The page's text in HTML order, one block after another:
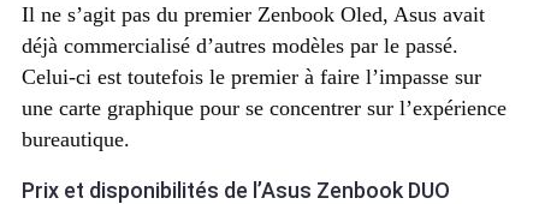
Il ne s’agit pas du premier Zenbook Oled, Asus avait
déjà commercialisé d’autres modèles par le passé.
Celui-ci est toutefois le premier à faire l’impasse sur
une carte graphique pour se concentrer sur l’expérience
bureautique.
Prix et disponibilités de l’Asus Zenbook DUO